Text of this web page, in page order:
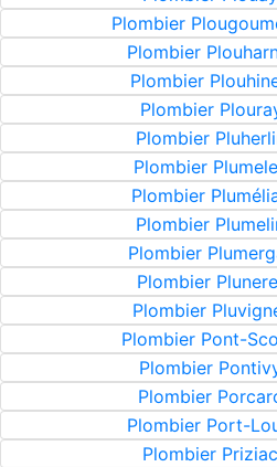
Plombier
Plombier
Plombier
Plombier
Plombier
Plombier
Plombier
Plombier
Plombier
Plombier
Plombier
Plombier Pont-
Plombier
Plombier
Plombier Port-
Plombier